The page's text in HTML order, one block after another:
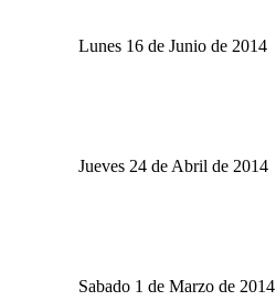
Lunes 16 de Junio de 2014
Jueves 24 de Abril de 2014
Sabado 1 de Marzo de 2014